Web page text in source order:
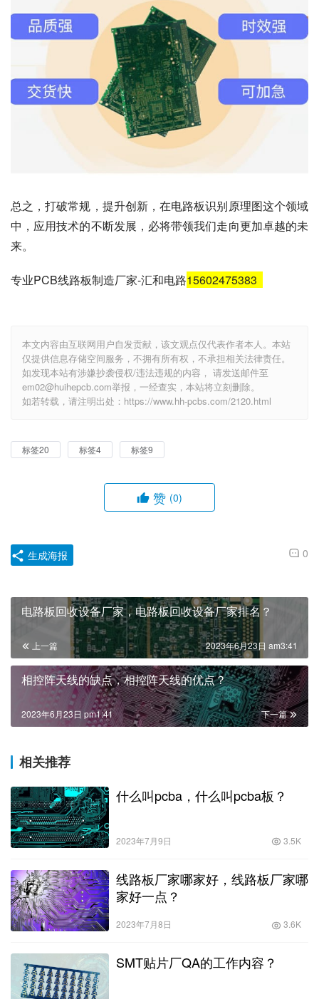
总之，打破常规，提升创新，在电路板识别原理图这个领域
中，应用技术的不断发展，必将带领我们走向更加卓越的未
来。
专业PCB线路板制造厂家-汇和电路15602475383
本文内容由互联网用户自发贡献，该文观点仅代表作者本人。本站
仅提供信息存储空间服务，不拥有所有权，不承担相关法律责任。
如发现本站有涉嫌抄袭侵权/违法违规的内容， 请发送邮件至
em02@huihepcb.com举报，一经查实，本站将立刻删除。
如若转载，请注明出处：https://www.hh-pcbs.com/2120.html
标签20 标签4 标签9
赞 (0)
0
生成海报
电路板回收设备厂家，电路板回收设备厂家排名？
上一篇 2023年6月23日 am3:41
相控阵天线的缺点，相控阵天线的优点？
下一篇
2023年6月23日 pm1:41
相关推荐
什么叫pcba，什么叫pcba板？
2023年7月9日 3.5K
线路板厂家哪家好，线路板厂家哪
家好一点？
2023年7月8日 3.6K
SMT贴片厂QA的工作内容？